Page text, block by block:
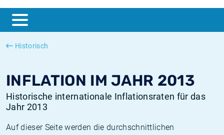
Historisch
INFLATION IM JAHR 2013
Historische internationale Inflationsraten für das
Jahr 2013
Auf dieser Seite werden die durchschnittlichen
ESTER
SONIA
Deutsche inflation
Europäische inflation
Historische SOFR-Sätze
Historische SONIA-Sätze